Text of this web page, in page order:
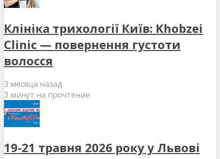
Клініка трихології Київ: Khobzei
Clinic — повернення густоти
волосся
3 месяца назад
3 минут на прочтение
19-21 травня 2026 року у Львові